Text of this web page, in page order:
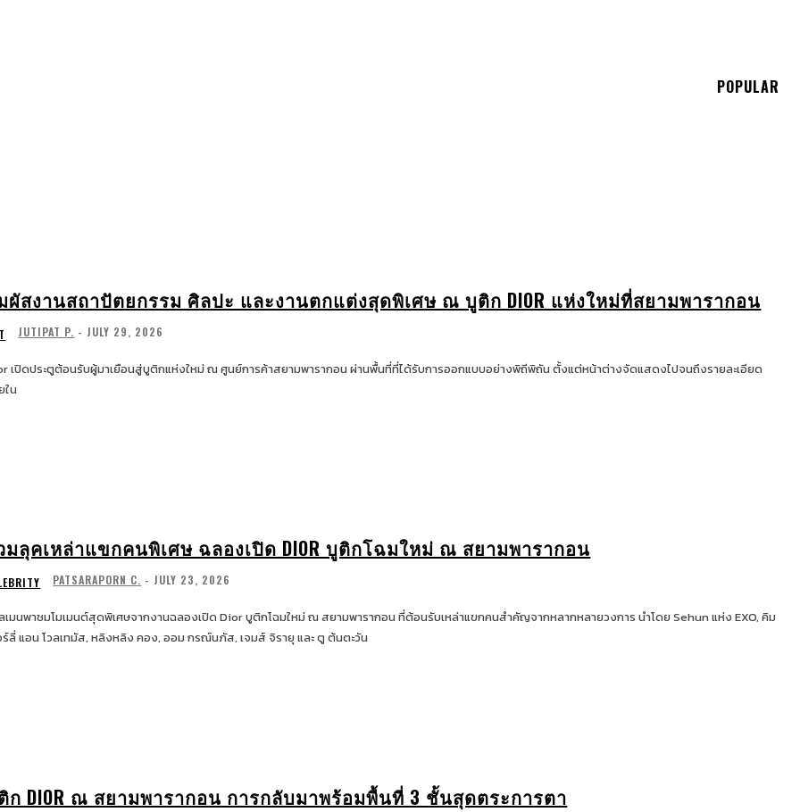
POPULAR
ผัสงานสถาปัตยกรรม ศิลปะ และงานตกแต่งสุดพิเศษ ณ บูติก DIOR แห่งใหม่ที่สยามพารากอน
JUTIPAT P. - JULY 29, 2026
เปิดประตูต้อนรับผู้มาเยือนสู่บูติกแห่งใหม่ ณ ศูนย์การค้าสยามพารากอน ผ่านพื้นที่ที่ได้รับการออกแบบอย่างพิถีพิถัน ตั้งแต่หน้าต่างจัดแสดงไปจนถึงรายละเอียด
ใน
มลุคเหล่าแขกคนพิเศษ ฉลองเปิด DIOR บูติกโฉมใหม่ ณ สยามพารากอน
PATSARAPORN C. - JULY 23, 2026
เมนพาชมโมเมนต์สุดพิเศษจากงานฉลองเปิด Dior บูติกโฉมใหม่ ณ สยามพารากอน ที่ต้อนรับเหล่าแขกคนสำคัญจากหลากหลายวงการ นำโดย Sehun แห่ง EXO, คิม
ร์ลี่ แอน โวลเทมัส, หลิงหลิง คอง, ออม กรณ์นภัส, เจมส์ จิรายุ และ ตู ต้นตะวัน
ก DIOR ณ สยามพารากอน การกลับมาพร้อมพื้นที่ 3 ชั้นสุดตระการตา